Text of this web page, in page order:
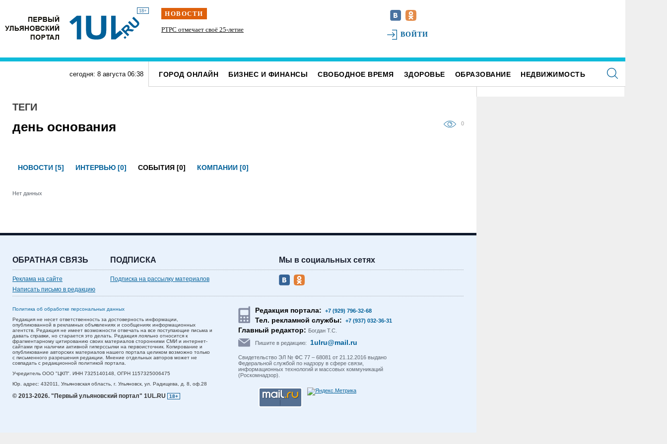
18+ НОВОСТИ
силачи Наше наследие: история первых «небоскрёбов»
Ульяновска
РТРС отмечает своё 25-летие
На ульяновском фестивале «Наше время» силачи
поднимут более 300 килограммов и выступит
ВОЙТИ
сегодня: 8 августа 06:38 ГОРОД ОНЛАЙН БИЗНЕС И ФИНАНСЫ СВОБОДНОЕ ВРЕМЯ ЗДОРОВЬЕ ОБРАЗОВАНИЕ НЕДВИЖИМОСТЬ
ТЕГИ
день основания 0
НОВОСТИ [5] ИНТЕРВЬЮ [0] СОБЫТИЯ [0] КОМПАНИИ [0]
Нет данных
ОБРАТНАЯ СВЯЗЬ
Реклама на сайте
Написать письмо в редакцию
ПОДПИСКА
Подписка на рассылку материалов
Мы в социальных сетях
Политика об обработке персональных данных
Редакция не несет ответственность за достоверность информации,
опубликованной в рекламных объявлениях и сообщениях информационных
агентств. Редакция не имеет возможности отвечать на все поступающие письма и
давать справки, но старается это делать. Редакция лояльно относится к
фрагментарному цитированию своих материалов сторонними СМИ и интернет-
сайтами при наличии активной гиперссылки на первоисточник. Копирование и
опубликование авторских материалов нашего портала целиком возможно только
с письменного разрешения редакции. Мнение отдельных авторов может не
совпадать с редакционной политикой портала.
Учредитель ООО "ЦКП". ИНН 7325140148, ОГРН 1157325006475
Юр. адрес: 432011, Ульяновская область, г. Ульяновск, ул. Радищева, д. 8, оф.28
© 2013-2026. "Первый ульяновский портал" 1UL.RU 18+
Редакция портала: +7 (929) 796-32-68
Тел. рекламной службы: +7 (937) 032-36-31
Главный редактор: Богдан Т.С.
Пишите в редакцию: 1ulru@mail.ru
Свидетельство ЭЛ № ФС 77 – 68081 от 21.12.2016 выдано
Федеральной службой по надзору в сфере связи,
информационных технологий и массовых коммуникаций
(Роскомнадзор).